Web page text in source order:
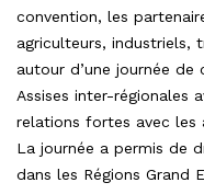
convention, les
agriculteurs, industriels,
autour d’une journée de
Assises inter-régionales
relations fortes avec les
La journée a permis de
dans les Régions Grand